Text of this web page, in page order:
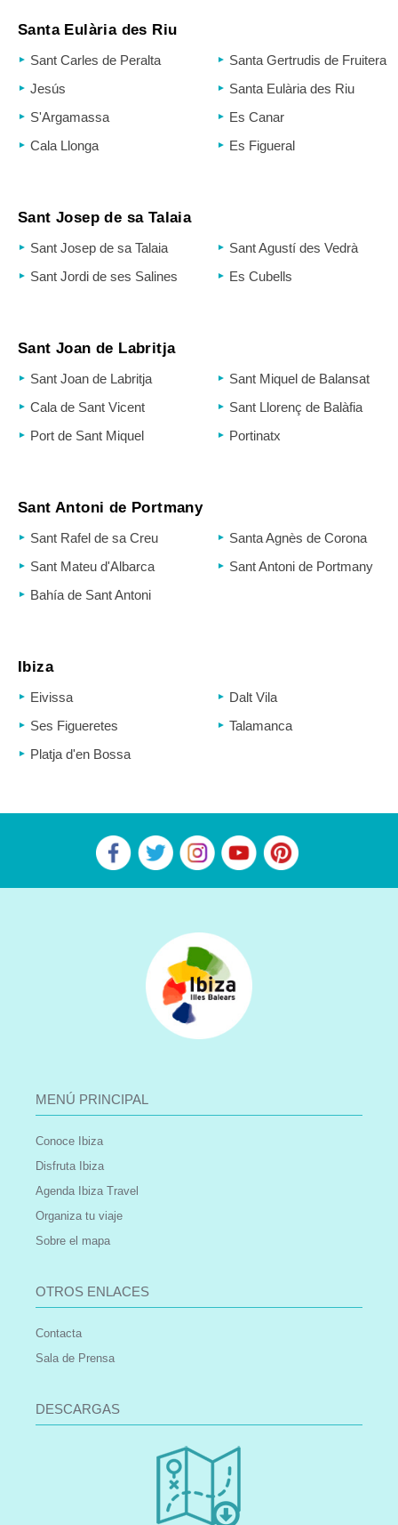
Santa Eulària des Riu
Sant Carles de Peralta
Santa Gertrudis de Fruitera
Jesús
Santa Eulària des Riu
S'Argamassa
Es Canar
Cala Llonga
Es Figueral
Sant Josep de sa Talaia
Sant Josep de sa Talaia
Sant Agustí des Vedrà
Sant Jordi de ses Salines
Es Cubells
Sant Joan de Labritja
Sant Joan de Labritja
Sant Miquel de Balansat
Cala de Sant Vicent
Sant Llorenç de Balàfia
Port de Sant Miquel
Portinatx
Sant Antoni de Portmany
Sant Rafel de sa Creu
Santa Agnès de Corona
Sant Mateu d'Albarca
Sant Antoni de Portmany
Bahía de Sant Antoni
Ibiza
Eivissa
Dalt Vila
Ses Figueretes
Talamanca
Platja d'en Bossa
MENÚ PRINCIPAL
Conoce Ibiza
Disfruta Ibiza
Agenda Ibiza Travel
Organiza tu viaje
Sobre el mapa
OTROS ENLACES
Contacta
Sala de Prensa
DESCARGAS